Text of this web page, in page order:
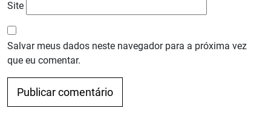
Site
Salvar meus dados neste navegador para a próxima vez
que eu comentar.